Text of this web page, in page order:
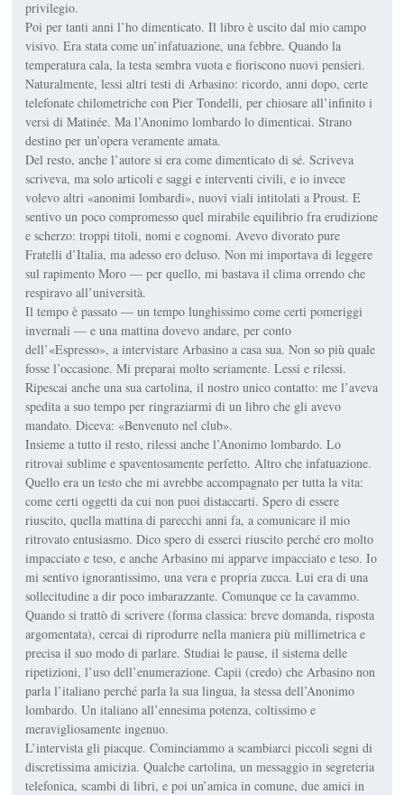
privilegio.
Poi per tanti anni l’ho dimenticato. Il libro è uscito dal mio campo
visivo. Era stata come un’infatuazione, una febbre. Quando la
temperatura cala, la testa sembra vuota e fioriscono nuovi pensieri.
Naturalmente, lessi altri testi di Arbasino: ricordo, anni dopo, certe
telefonate chilometriche con Pier Tondelli, per chiosare all’infinito i
versi di Matinée. Ma l’Anonimo lombardo lo dimenticai. Strano
destino per un’opera veramente amata.
Del resto, anche l’autore si era come dimenticato di sé. Scriveva
scriveva, ma solo articoli e saggi e interventi civili, e io invece
volevo altri «anonimi lombardi», nuovi viali intitolati a Proust. E
sentivo un poco compromesso quel mirabile equilibrio fra erudizione
e scherzo: troppi titoli, nomi e cognomi. Avevo divorato pure
Fratelli d’Italia, ma adesso ero deluso. Non mi importava di leggere
sul rapimento Moro — per quello, mi bastava il clima orrendo che
respiravo all’università.
Il tempo è passato — un tempo lunghissimo come certi pomeriggi
invernali — e una mattina dovevo andare, per conto
dell’«Espresso», a intervistare Arbasino a casa sua. Non so più quale
fosse l’occasione. Mi preparai molto seriamente. Lessi e rilessi.
Ripescai anche una sua cartolina, il nostro unico contatto: me l’aveva
spedita a suo tempo per ringraziarmi di un libro che gli avevo
mandato. Diceva: «Benvenuto nel club».
Insieme a tutto il resto, rilessi anche l’Anonimo lombardo. Lo
ritrovai sublime e spaventosamente perfetto. Altro che infatuazione.
Quello era un testo che mi avrebbe accompagnato per tutta la vita:
come certi oggetti da cui non puoi distaccarti. Spero di essere
riuscito, quella mattina di parecchi anni fa, a comunicare il mio
ritrovato entusiasmo. Dico spero di esserci riuscito perché ero molto
impacciato e teso, e anche Arbasino mi apparve impacciato e teso. Io
mi sentivo ignorantissimo, una vera e propria zucca. Lui era di una
sollecitudine a dir poco imbarazzante. Comunque ce la cavammo.
Quando si trattò di scrivere (forma classica: breve domanda, risposta
argomentata), cercai di riprodurre nella maniera più millimetrica e
precisa il suo modo di parlare. Studiai le pause, il sistema delle
ripetizioni, l’uso dell’enumerazione. Capii (credo) che Arbasino non
parla l’italiano perché parla la sua lingua, la stessa dell’Anonimo
lombardo. Un italiano all’ennesima potenza, coltissimo e
meravigliosamente ingenuo.
L’intervista gli piacque. Cominciammo a scambiarci piccoli segni di
discretissima amicizia. Qualche cartolina, un messaggio in segreteria
telefonica, scambi di libri, e poi un’amica in comune, due amici in